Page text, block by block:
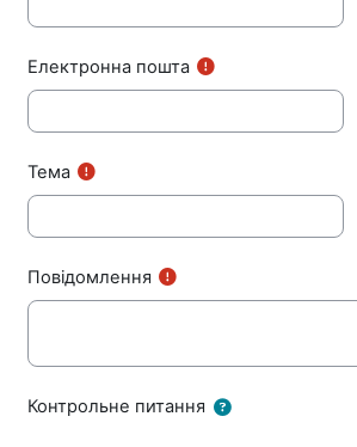
Електронна пошта
Тема
Повідомлення
Контрольне питання